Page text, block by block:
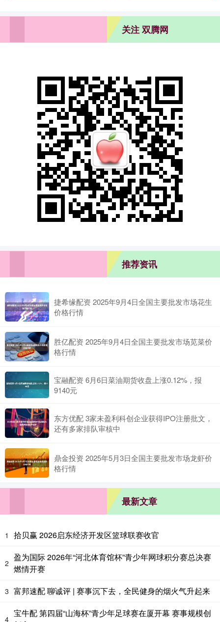
关注 双腾网
推荐资讯
捷希缘配资 2025年9月4日全国主要批发市场花生
价格行情
胜亿配资 2025年9月4日全国主要批发市场苋菜价
格行情
宝融配资 6月6日菜油期货收盘上涨0.12%，报
9140元
东方优配 3家未盈利科创企业获得IPO注册批文，
还有多家排队审核中
鼎金投资 2025年5月3日全国主要批发市场龙虾价
格行情
最新文章
1 拾贝赢 2026启东经济开发区篮球联赛收官
2
盈为国际 2026年“河北体育馆杯”青少年网球积分赛总决赛
燃情开赛
3 富邦速配 聊诚评 | 赛事沉下去，全民健身的烟火气升起来
4
宝牛配 第四届“山海杯”青少年足球赛在厦开幕 赛事规模创